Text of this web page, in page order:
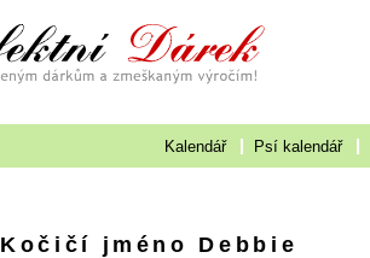
Kalendář Psí kalendář
Kočičí jméno Debbie